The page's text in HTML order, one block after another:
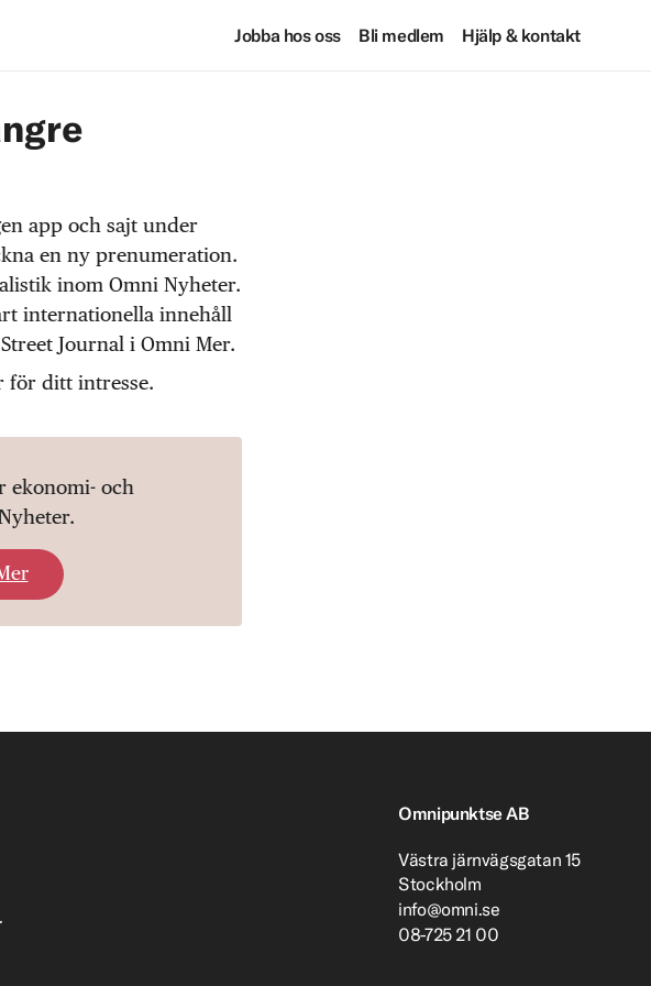
Jobba hos oss Bli medlem Hjälp & kontakt
app och sajt under
en ny prenumeration.
inom Omni Nyheter.
internationella innehåll
Journal i Omni Mer.
för ditt intresse.
ekonomi- och
Omnipunktse AB
Västra järnvägsgatan 15
Stockholm
info@omni.se
08-725 21 00